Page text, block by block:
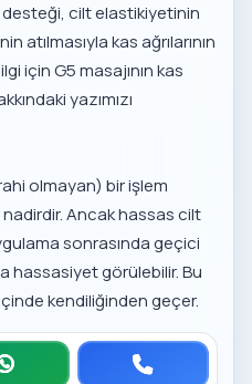
cilt elastikiyetinin
atılmasıyla kas ağrılarının
içinG5 masajının kas
yazımızı
olmayan) bir işlem
Ancak hassas cilt
sonrasında geçici
hassasiyet görülebilir. Bu
kendiliğinden geçer.